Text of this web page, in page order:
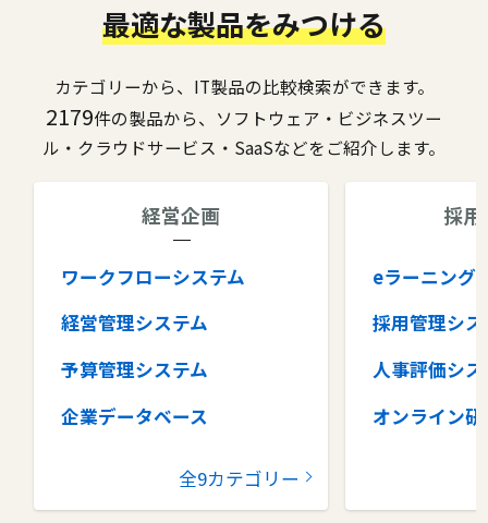
最適な製品をみつける
カテゴリーから、IT製品の比較検索ができます。
2179件の製品から、ソフトウェア・ビジネスツー
ル・クラウドサービス・SaaSなどをご紹介します。
経営企画
ワークフローシステム
経営管理システム
予算管理システム
企業データベース
コラボレーションツール
全9カテゴリー
採
eラーニング
採用管理シス
人事評価シス
オンライン研
タレントマ